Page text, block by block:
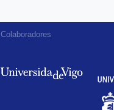
Colaboradores